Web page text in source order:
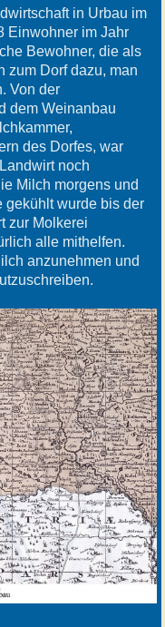
in Urbau im
Einwohner im Jahr
Bewohner, die als
zum Dorf dazu, man
Von der
dem Weinanbau
des Dorfes, war
noch
Milch morgens und
gekühlt wurde bis der
zur Molkerei
alle mithelfen.
anzunehmen und